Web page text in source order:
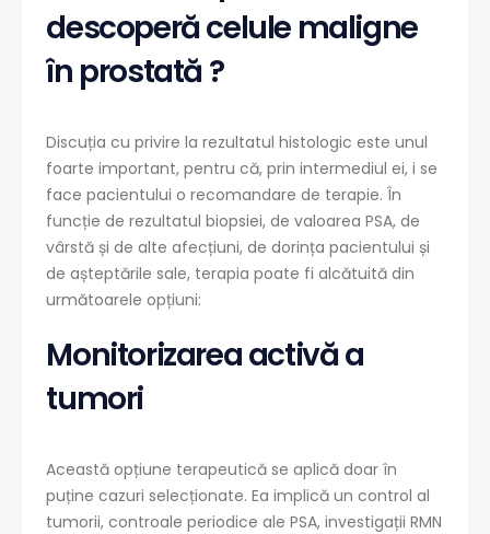
descoperă celule maligne
în prostată ?
Discuția cu privire la rezultatul histologic este unul
foarte important, pentru că, prin intermediul ei, i se
face pacientului o recomandare de terapie. În
funcție de rezultatul biopsiei, de valoarea PSA, de
vârstă și de alte afecțiuni, de dorința pacientului și
de așteptările sale, terapia poate fi alcătuită din
următoarele opțiuni:
Monitorizarea activă a
tumori
Această opțiune terapeutică se aplică doar în
puține cazuri selecționate. Ea implică un control al
tumorii, controale periodice ale PSA, investigații RMN